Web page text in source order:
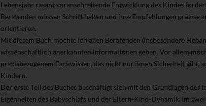
Lebensjahr rasant voranschreitende Entwicklung des Kindes
Beratenden müssen Schritt halten und ihre Empfehlungen präzise
orientieren.
Mit diesem Buch möchte ich allen Beratenden (insbesondere
wissenschaftlich anerkannten Informationen geben. Vor allem
praxisbezogenem Fachwissen, das nicht nur ihnen Sicherheit gibt,
Kindern.
Der erste Teil des Buches beschäftigt sich mit den Grundlagen der
Eigenheiten des Babyschlafs und der Eltern-Kind-Dynamik. Im